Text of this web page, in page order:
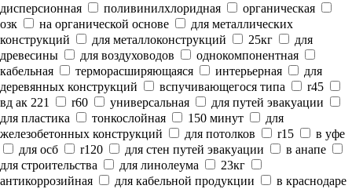
дисперсионная
поливинилхлоридная
органическая
озк
на органической основе
для металлических
конструкций
для металлоконструкций 25кг
для
древесины
для воздуховодов
однокомпонентная
кабельная
терморасширяющаяся интерьерная
для
деревянных конструкций
вспучивающегося типа
r45
вд ак 221
r60 универсальная
для путей эвакуации
для пластика
тонкослойная 150 минут
для
железобетонных конструкций
для потолков r15
в уфе
для осб
r120 для стен путей эвакуации
в анапе
для строительства
для линолеума
23кг
антикоррозийная
для кабельной продукции
в краснодаре